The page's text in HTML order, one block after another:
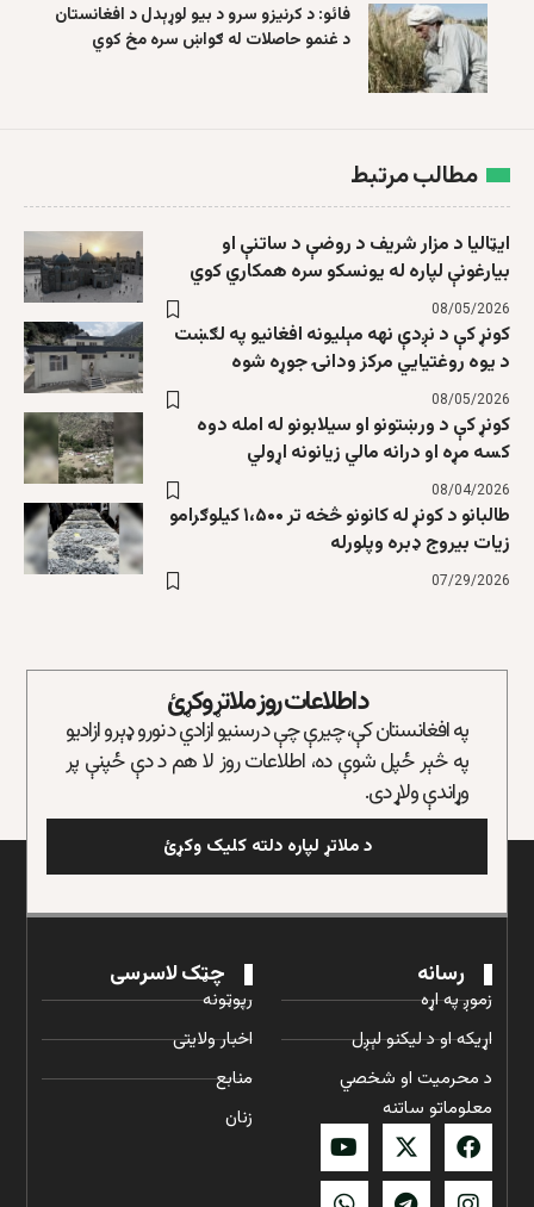
فائو: د کرنیزو سرو د بیو لوړېدل د افغانستان
د غنمو حاصلات له ګواښ سره مخ کوي
مطالب مرتبط
ایټالیا د مزار شریف د روضې د ساتنې او
بیارغونې لپاره له یونسکو سره همکاري کوي
08/05/2026
کونړ کې د نږدې نهه مېلیونه افغانیو په لګښت
د یوه روغتیایي مرکز ودانۍ جوړه شوه
08/05/2026
کونړ کې د ورښتونو او سیلابونو له امله دوه
کسه مړه او درانه مالي زیانونه اړولي
08/04/2026
طالبانو د کونړ له کانونو څخه تر ۱،۵۰۰ کیلوګرامو
زیات بیروج ډبره وپلورله
07/29/2026
د اطلاعات روز ملاتړ وکړئ
په افغانستان کې، چیرې چې د رسنیو ازادي د نورو ډېرو ازادیو
په څېر ځپل شوې ده، اطلاعات روز لا هم د دې ځپنې پر
وړاندې ولاړ دی.
د ملاتړ لپاره دلته کلیک وکړئ
رسانه
زموږ په اړه
اړیکه او د لیکنو لېږل
د محرمیت او شخصي
معلوماتو ساتنه
چټک لاسرسی
رپوټونه
اخبار ولایتی
منابع
زنان